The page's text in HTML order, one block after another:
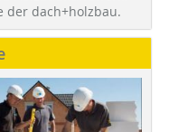
der dach+holzbau.